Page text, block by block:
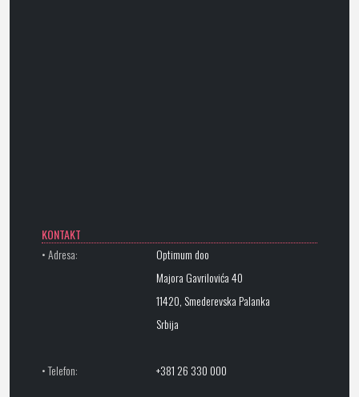
KONTAKT
• Adresa:
Optimum doo
Majora Gavrilovića 40
11420, Smederevska Palanka
Srbija
• Telefon: +381 26 330 000